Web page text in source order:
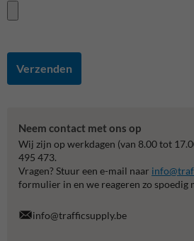
Verzenden
Neem contact met ons op
Wij zijn op werkdagen (van 8.00 tot
495 473.
Vragen? Stuur een e-mail naar
formulier in en we reageren zo spoedig
info@trafficsupply.be